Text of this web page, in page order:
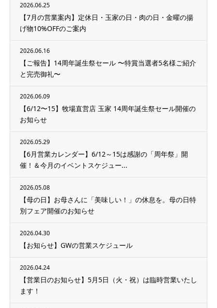
2026.06.25
【7月の営業案内】定休日・玉家の日・肉の日・金曜の揚
げ物10%OFFのご案内
2026.06.16
【ご報告】14周年誕生祭セール 〜特賞当選者5名様ご紹介
と完売御礼〜
2026.06.09
【6/12〜15】牧場直営店 玉家 14周年誕生祭セール開催の
お知らせ
2026.05.29
【6月営業カレンダー】6/12～15は感謝の「周年祭」開
催！＆今月のイベントスケジュー...
2026.05.08
【母の日】お母さんに「美味しい！」の休息を。母の日特
別フェア開催のお知らせ
2026.04.30
【お知らせ】GWの営業スケジュール
2026.04.24
【営業日のお知らせ】5月5日（火・祝）は臨時営業いたし
ます！